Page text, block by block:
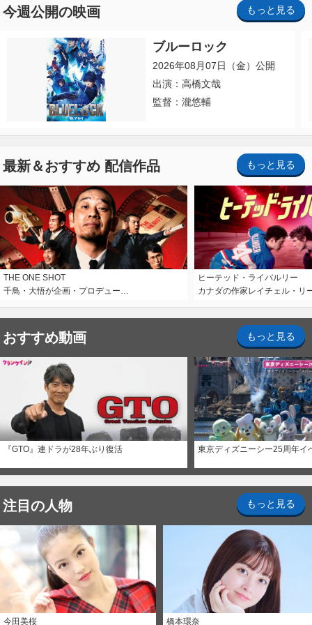
今週公開の映画 もっと見る
ブルーロック
2026年08月07日（金）公開
出演：高橋文哉
監督：瀧悠輔
最新＆おすすめ 配信作品 もっと見る
THE ONE SHOT
千鳥・大悟が企画・プロデュー…
ヒーテッド・ライバルリー
カナダの作家レイチェル・リ
おすすめ動画 もっと見る
『GTO』連ドラが28年ぶり復活 東京ディズニーシー25周年イ
注目の人物 もっと見る
今田美桜 橋本環奈